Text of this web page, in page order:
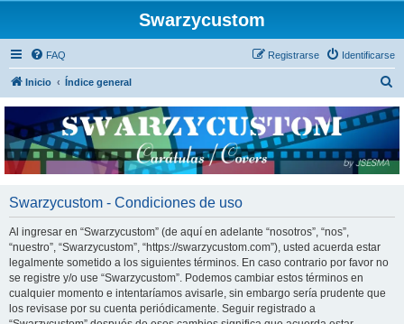
Swarzycustom
FAQ Identificarse
Registrarse
Inicio Índice general
c
Swarzycustom - Condiciones de uso
Al ingresar en “Swarzycustom” (de aquí en adelante “nosotros”, “nos”,
“nuestro”, “Swarzycustom”, “https://swarzycustom.com”), usted acuerda estar
legalmente sometido a los siguientes términos. En caso contrario por favor no
se registre y/o use “Swarzycustom”. Podemos cambiar estos términos en
cualquier momento e intentaríamos avisarle, sin embargo sería prudente que
los revisase por su cuenta periódicamente. Seguir registrado a